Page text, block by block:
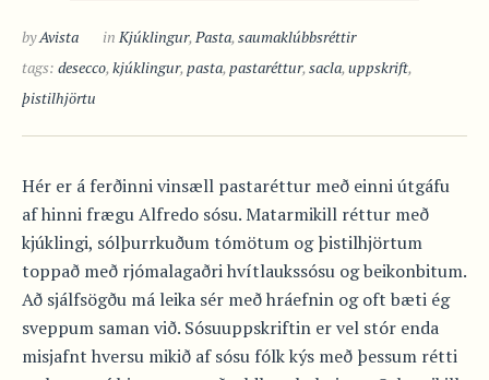
byAvista in Kjúklingur,Pasta,saumaklúbbsréttir
tags: desecco,kjúklingur,pasta,pastaréttur,sacla,uppskrift,
þistilhjörtu
Hér er á ferðinni vinsæll pastaréttur með einni útgáfu
af hinni frægu Alfredo sósu. Matarmikill réttur með
kjúklingi, sólþurrkuðum tómötum og þistilhjörtum
toppað með rjómalagaðri hvítlaukssósu og beikonbitum.
Að sjálfsögðu má leika sér með hráefnin og oft bæti ég
sveppum saman við. Sósuuppskriftin er vel stór enda
misjafnt hversu mikið af sósu fólk kýs með þessum rétti